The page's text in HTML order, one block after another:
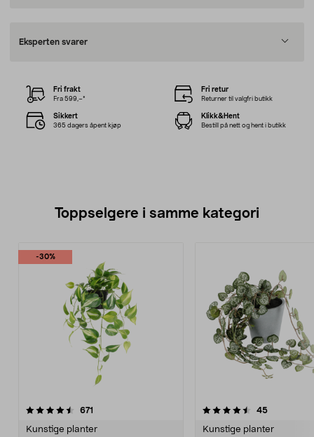
Eksperten svarer
Fri frakt
Fra 599,–*
Fri retur
Returner til valgfri butikk
Sikkert
365 dagers åpent kjøp
Klikk&Hent
Bestill på nett og hent i butikk
Toppselgere i samme kategori
-30%
671
Kunstige planter
4.5 av 5 stjerner 45
Kunstige planter
4.5 av 5 stjerner